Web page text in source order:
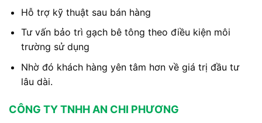
Hỗ trợ kỹ thuật sau bán hàng
Tư vấn bảo trì gạch bê tông theo điều kiện môi
trường sử dụng
Nhờ đó khách hàng yên tâm hơn về giá trị đầu tư
lâu dài.
CÔNG TY TNHH AN CHI PHƯƠNG